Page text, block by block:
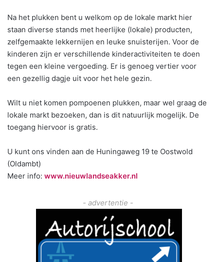
Na het plukken bent u welkom op de lokale markt hier
staan diverse stands met heerlijke (lokale) producten,
zelfgemaakte lekkernijen en leuke snuisterijen. Voor de
kinderen zijn er verschillende kinderactiviteiten te doen
tegen een kleine vergoeding. Er is genoeg vertier voor
een gezellig dagje uit voor het hele gezin.
Wilt u niet komen pompoenen plukken, maar wel graag de
lokale markt bezoeken, dan is dit natuurlijk mogelijk. De
toegang hiervoor is gratis.
U kunt ons vinden aan de Huningaweg 19 te Oostwold
(Oldambt)
Meer info: www.nieuwlandseakker.nl
- advertentie -